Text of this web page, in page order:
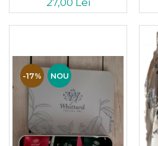
27,00 Lei
-17% NOU